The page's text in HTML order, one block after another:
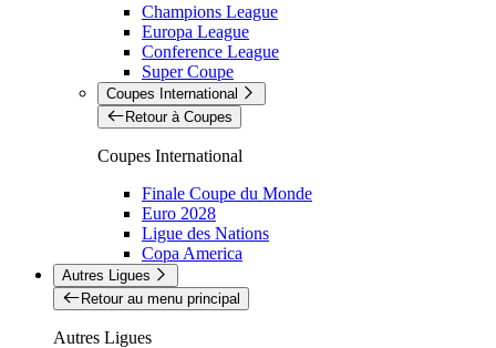
Champions League
Europa League
Conference League
Super Coupe
Coupes International
Retour à Coupes
Coupes International
Finale Coupe du Monde
Euro 2028
Ligue des Nations
Copa America
Autres Ligues
Retour au menu principal
Autres Ligues